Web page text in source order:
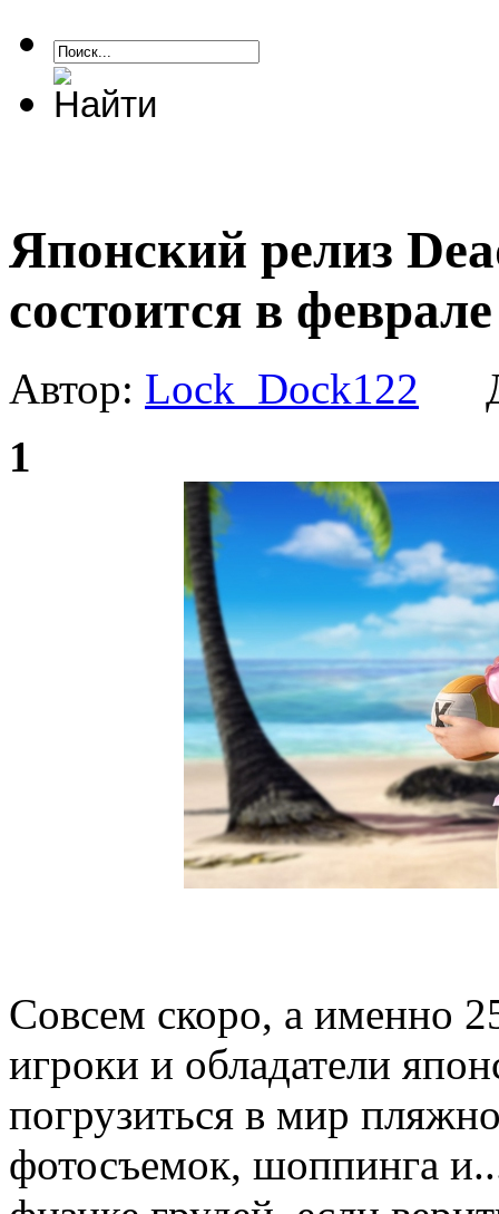
Японский релиз
состоится в феврале
Автор: Lock_Dock122
1
Совсем скоро, а именно
игроки и обладатели
погрузиться в мир
фотосъемок, шоппинга